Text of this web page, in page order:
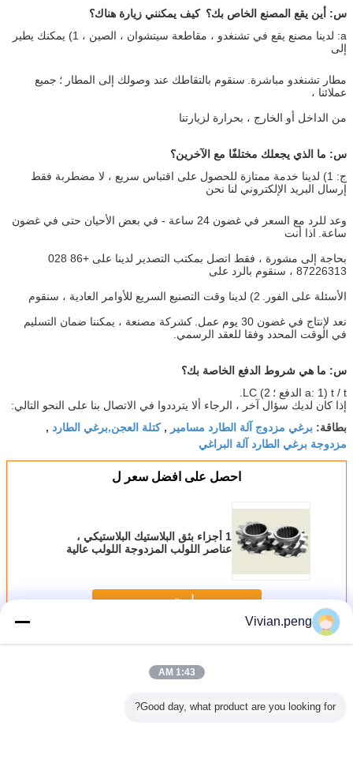
س: أين يقع المصنع الخاص بك؟ كيف يمكنني زيارة هناك؟
a: لدينا مصنع يقع في تشنغدو ، مقاطعة سيتشوان ، الصين ، 1) يمكنك يطير
إلى
مطار تشنغدو مباشرة. سنقوم بالتقاطك عند وصولك إلى المطار ؛ جميع
عملائنا ،
من الداخل أو الخارج ، بحرارة لزيارتنا
س: ما الذي يجعلك مختلفًا مع الآخرين؟
ج: 1) لدينا خدمة ممتازة للحصول على اقتباس سريع ، لا مضطربة فقط
إرسال البريد الإلكتروني لنا نحن
وعد للرد مع السعر في غضون 24 ساعة - في بعض الأحيان حتى في غضون
ساعة. اذا أنت
بحاجة إلى مشورة ، فقط اتصل بمكتب التصدير لدينا على +86 028
87226313 ، سنقوم بالرد على
الأسئلة على الفور.
2) لدينا وقت التصنيع السريع للأوامر العادية ، سنقوم
نعد لإنتاج في غضون 30 يوم عمل.
كشركة مصنعة ، يمكننا ضمان التسليم
في الوقت المحدد وفقا للعقد الرسمي.
س: ما هي شروط الدفع الخاصة بك؟
a: 1) t / t الدفع ؛
2) LC.
إذا كان لديك سؤال آخر ، الرجاء ألا يترددوا في الاتصال بنا على النحو التالي:
بطاقة: برغي مزدوج آلة الطارد مسامير ,كتلة العجن,برغي الطارد ,
مزدوجة برغي الطارد آلة البراغي
احصل على افضل سعر ل
1 أجزاء بثق البلاستيك البلاستيكي ،
عناصر اللولب المزدوجة اللولب عالية
استمر
أكثرخلط برغي العنصر
Vivian.peng
1:43 AM
Good day, what product are you looking for?